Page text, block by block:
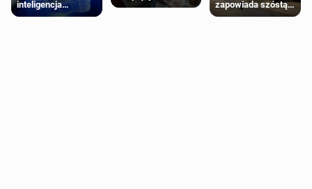
inteligencja
próbowała oszukać
schorzenia
zapowiada szóstą
falę upałów w